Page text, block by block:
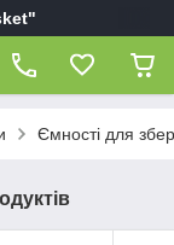
Ємності для